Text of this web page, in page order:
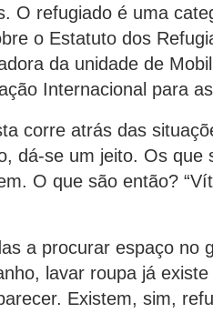
O refugiado é uma
o Estatuto dos
da unidade de
Internacional para
atrás das
dá-se um jeito. Os que
O que são então?
procurar espaço no
lavar roupa já
Existem, sim,